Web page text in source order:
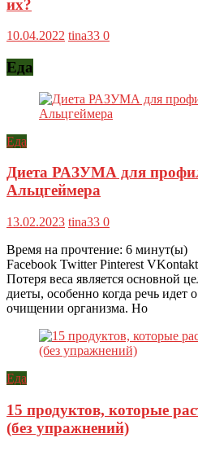
их?
10.04.2022 tina33 0
Еда
Еда
Диета РАЗУМА для
Альцгеймера
13.02.2023 tina33 0
Время на прочтение: 6 минут(ы)
Facebook Twitter Pinterest
Потеря веса является основной
диеты, особенно когда речь идет
очищении организма. Но
Еда
15 продуктов, которые
(без упражнений)